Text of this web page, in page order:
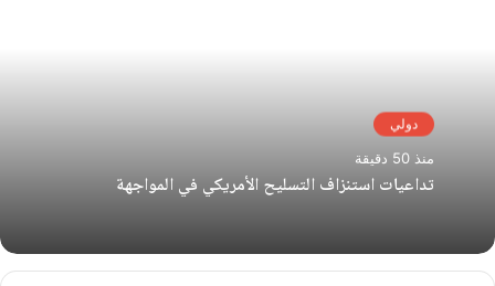
دولي
منذ 50 دقيقة
تداعيات استنزاف التسليح الأمريكي في المواجهة